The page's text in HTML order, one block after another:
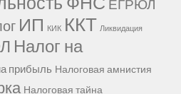
ЕГРЮЛ
ИП КИК ККТ Ликвидация
Налог на
прибыль Налоговая амнистия
Налоговая тайна